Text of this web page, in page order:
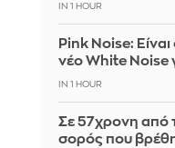
IN 1 HOUR
Pink Noise:
νέο White Noise
IN 1 HOUR
Σε 57χρονη από
σορός που